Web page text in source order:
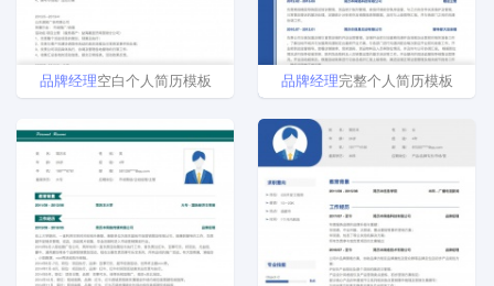
品牌经理空白个人简历模板 品牌经理完整个人简历模板